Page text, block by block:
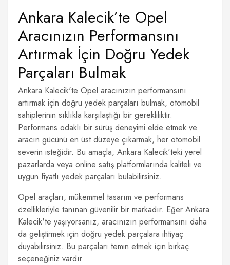
Ankara Kalecik’te Opel
Aracınızın Performansını
Artırmak İçin Doğru Yedek
Parçaları Bulmak
Ankara Kalecik'te Opel aracınızın performansını
artırmak için doğru yedek parçaları bulmak, otomobil
sahiplerinin sıklıkla karşılaştığı bir gerekliliktir.
Performans odaklı bir sürüş deneyimi elde etmek ve
aracın gücünü en üst düzeye çıkarmak, her otomobil
severin isteğidir. Bu amaçla, Ankara Kalecik'teki yerel
pazarlarda veya online satış platformlarında kaliteli ve
uygun fiyatlı yedek parçaları bulabilirsiniz.
Opel araçları, mükemmel tasarım ve performans
özellikleriyle tanınan güvenilir bir markadır. Eğer Ankara
Kalecik'te yaşıyorsanız, aracınızın performansını daha
da geliştirmek için doğru yedek parçalara ihtiyaç
duyabilirsiniz. Bu parçaları temin etmek için birkaç
seçeneğiniz vardır.